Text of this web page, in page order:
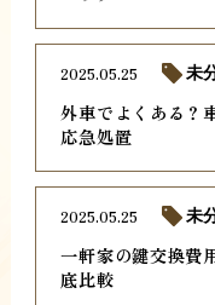
外車でよくある？
応急処置
2025.05.25 未
一軒家の鍵交換費
底比較
2025.05.25 未